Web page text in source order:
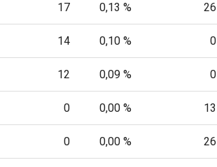
17 0,13 % 26
14 0,10 % 0
12 0,09 % 0
0 0,00 % 13
0 0,00 % 26